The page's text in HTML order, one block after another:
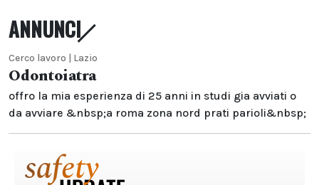
ANNUNCI
Cerco lavoro | Lazio
Odontoiatra
offro la mia esperienza di 25 anni in studi gia avviati o
da avviare &nbsp;a roma zona nord prati parioli&nbsp;